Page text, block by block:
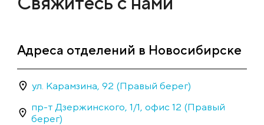
Адреса отделений в Новосибирске
ул. Карамзина, 92 (Правый берег)
пр-т Дзержинского, 1/1, офис 12 (Правый
берег)